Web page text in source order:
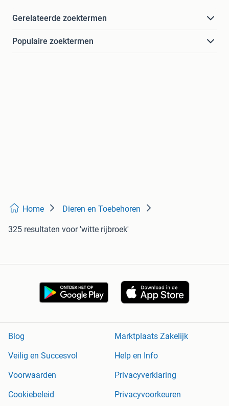
Gerelateerde zoektermen
Populaire zoektermen
Home Dieren en Toebehoren
325 resultaten voor 'witte rijbroek'
Blog
Marktplaats Zakelijk
Veilig en Succesvol
Help en Info
Voorwaarden
Privacyverklaring
Cookiebeleid
Privacyvoorkeuren